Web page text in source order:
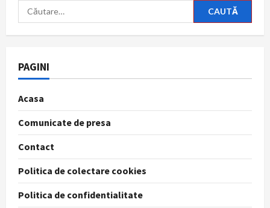
Caută
după:
PAGINI
Acasa
Comunicate de presa
Contact
Politica de colectare cookies
Politica de confidentialitate